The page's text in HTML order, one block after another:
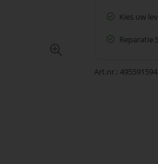
Kies uw
Reparatie
Art.nr.